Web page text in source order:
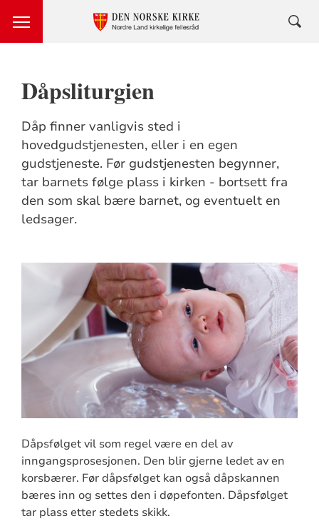
Dåpsliturgien
Dåp finner vanligvis sted i
hovedgudstjenesten, eller i en egen
gudstjeneste. Før gudstjenesten begynner,
tar barnets følge plass i kirken - bortsett fra
den som skal bære barnet, og eventuelt en
ledsager.
Dåpsfølget vil som regel være en del av
inngangsprosesjonen. Den blir gjerne ledet av en
korsbærer. Før dåpsfølget kan også dåpskannen
bæres inn og settes den i døpefonten. Dåpsfølget
tar plass etter stedets skikk.